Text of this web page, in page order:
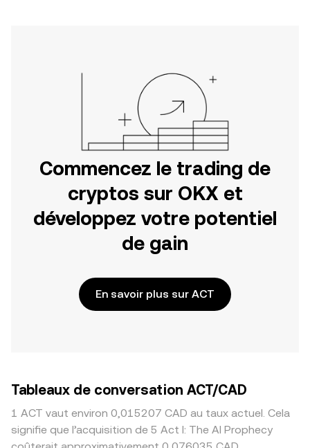
Commencez le trading de
cryptos sur OKX et
développez votre potentiel
de gain
En savoir plus sur ACT
Tableaux de conversation ACT/CAD
1 ACT vaut environ 0,015207 CAD au taux actuel. Cela
signifie que l’acquisition de 5 Act I: The AI Prophecy